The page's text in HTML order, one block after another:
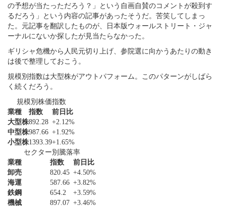
の予想が当たっただろう？」という自画自賛のコメントが殺到す
るだろう
という内容の記事があったそうだ。苦笑してしまっ
た。元記事を翻訳したものが、日本版ウォールストリート・ジャ
ーナルにないか探したが見当たらなかった。
ギリシャ危機から人民元切り上げ、参院選に向かうあたりの動き
は後で整理しておこう。
規模別指数は大型株がアウトパフォーム。このパターンがしばら
く続くだろう。
規模別株価指数
業種
指数
前日比
大型株892.28 +2.12%
中型株987.66 +1.92%
小型株1393.39+1.65%
セクター別騰落率
業種
指数
前日比
卸売
820.45 +4.50%
海運
587.66 +3.82%
鉄鋼
654.2
+3.59%
機械
897.07 +3.46%